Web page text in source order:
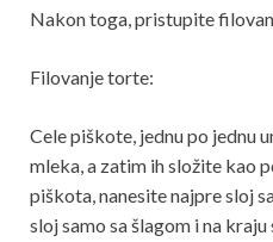
Nakon toga, pristupite
Filovanje torte:
Cele piškote, jednu po jednu
mleka, a zatim ih složite kao
piškota, nanesite najpre sloj
sloj samo sa šlagom i na